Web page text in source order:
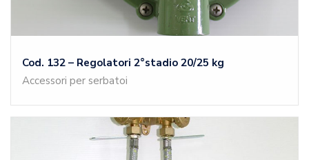
Cod. 132 – Regolatori 2°stadio 20/25 kg
Accessori per serbatoi